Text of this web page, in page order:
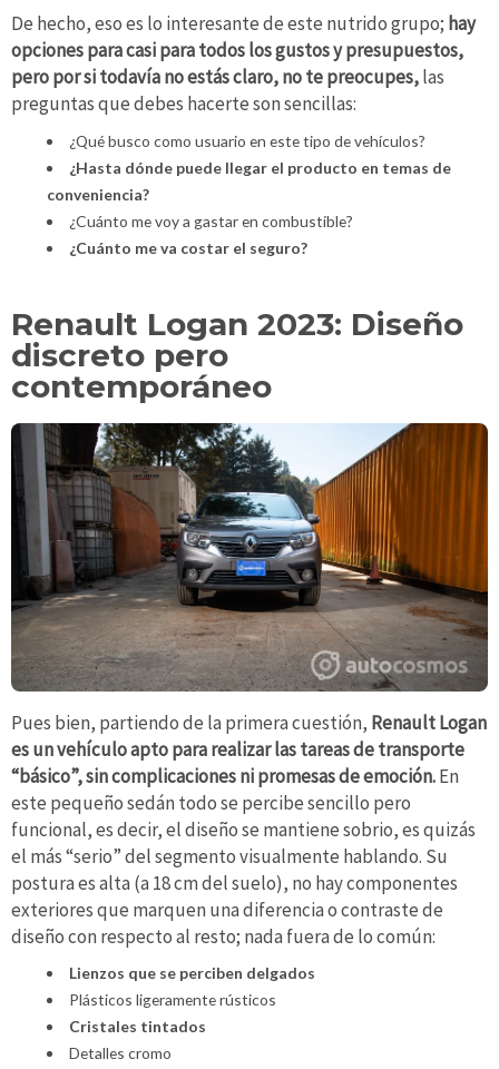
De hecho, eso es lo interesante de este nutrido grupo; hay
opciones para casi para todos los gustos y presupuestos,
pero por si todavía no estás claro, no te preocupes,las
preguntas que debes hacerte son sencillas:
¿Qué busco como usuario en este tipo de vehículos?
¿Hasta dónde puede llegar el producto en temas de
conveniencia?
¿Cuánto me voy a gastar en combustible?
¿Cuánto me va costar el seguro?
Renault Logan 2023: Diseño
discreto pero
contemporáneo
Pues bien, partiendo de la primera cuestión, Renault Logan
es un vehículo apto para realizar las tareas de transporte
“básico”, sin complicaciones ni promesas de emoción.En
este pequeño sedán todo se percibe sencillo pero
funcional, es decir, el diseño se mantiene sobrio, es quizás
el más “serio” del segmento visualmente hablando. Su
postura es alta (a 18 cm del suelo), no hay componentes
exteriores que marquen una diferencia o contraste de
diseño con respecto al resto; nada fuera de lo común:
Lienzos que se perciben delgados
Plásticos ligeramente rústicos
Cristales tintados
Detalles cromo